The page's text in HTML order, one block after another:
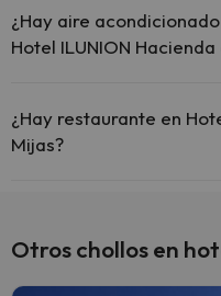
comunes.
¿Hay aire
Hotel ILUNION
zonas comunes.
¿Hay restaurante en
Mijas?
Otros chollos en